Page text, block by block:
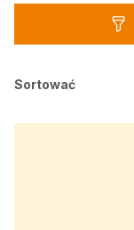
Sortować